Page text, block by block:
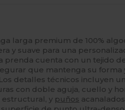
larga premium de 100%
y suave para una
prenda cuenta con un tejido
que mantenga su forma
detalles técnicos incluyen
con doble aguja, cuello y
y puños